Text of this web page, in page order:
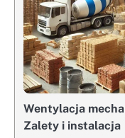
Wentylacja
Zalety i instalacja